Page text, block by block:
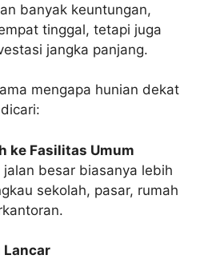
banyak keuntungan,
tinggal, tetapi juga
jangka panjang.
mengapa hunian dekat
ke Fasilitas Umum
jalan besar biasanya lebih
sekolah, pasar, rumah
Lancar